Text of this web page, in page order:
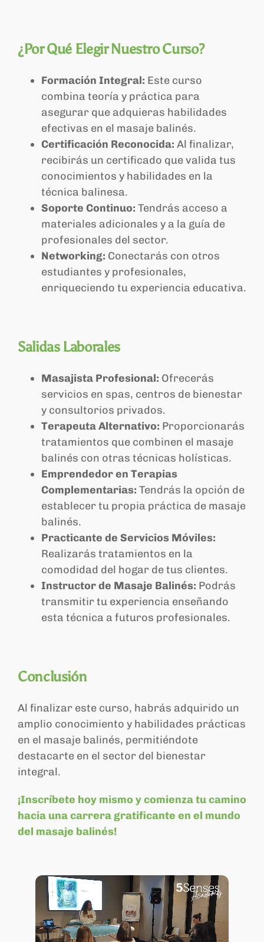
¿Por Qué Elegir Nuestro Curso?
Formación Integral: Este curso
combina teoría y práctica para
asegurar que adquieras habilidades
efectivas en el masaje balinés.
Certificación Reconocida: Al finalizar,
recibirás un certificado que valida tus
conocimientos y habilidades en la
técnica balinesa.
Soporte Continuo: Tendrás acceso a
materiales adicionales y a la guía de
profesionales del sector.
Networking: Conectarás con otros
estudiantes y profesionales,
enriqueciendo tu experiencia educativa.
Salidas Laborales
Masajista Profesional: Ofrecerás
servicios en spas, centros de bienestar
y consultorios privados.
Terapeuta Alternativo: Proporcionarás
tratamientos que combinen el masaje
balinés con otras técnicas holísticas.
Emprendedor en Terapias
Complementarias: Tendrás la opción de
establecer tu propia práctica de masaje
balinés.
Practicante de Servicios Móviles:
Realizarás tratamientos en la
comodidad del hogar de tus clientes.
Instructor de Masaje Balinés: Podrás
transmitir tu experiencia enseñando
esta técnica a futuros profesionales.
Conclusión
Al finalizar este curso, habrás adquirido un
amplio conocimiento y habilidades prácticas
en el masaje balinés, permitiéndote
destacarte en el sector del bienestar
integral.
¡Inscríbete hoy mismo y comienza tu camino
hacia una carrera gratificante en el mundo
del masaje balinés!